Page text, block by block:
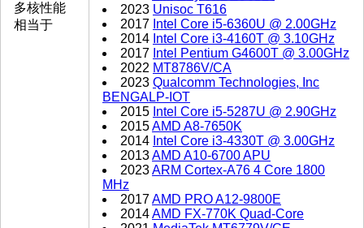
多核性能
相当于
2023 Unisoc T616
2017 Intel Core i5-6360U @ 2.00GHz
2014 Intel Core i3-4160T @ 3.10GHz
2017 Intel Pentium G4600T @ 3.00GHz
2022 MT8786V/CA
2023 Qualcomm Technologies, Inc
BENGALP-IOT
2015 Intel Core i5-5287U @ 2.90GHz
2015AMD A8-7650K
2014 Intel Core i3-4330T @ 3.00GHz
2013AMD A10-6700 APU
2023ARM Cortex-A76 4 Core 1800
MHz
2017AMD PRO A12-9800E
2014AMD FX-770K Quad-Core